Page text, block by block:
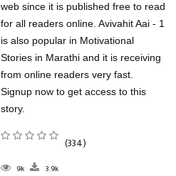
web since it is published free to read
for all readers online. Avivahit Aai - 1
is also popular in Motivational
Stories in Marathi and it is receiving
from online readers very fast.
Signup now to get access to this
story.
(334)
9k 3.9k